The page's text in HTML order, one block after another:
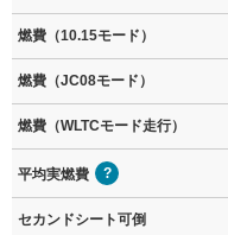
燃費（10.15モード）
燃費（JC08モード）
燃費（WLTCモード走行）
平均実燃費
セカンドシート可倒